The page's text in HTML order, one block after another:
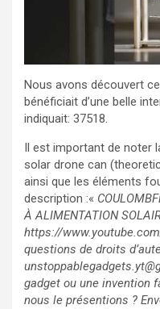
Nous avons découvert
bénéficiait d’une belle
indiquait: 37518.
Il est important de noter
solar drone can
ainsi que les éléments
description :«
À ALIMENTATION
https://
questions de droits
gadget ou une invention
nous le présentions ?